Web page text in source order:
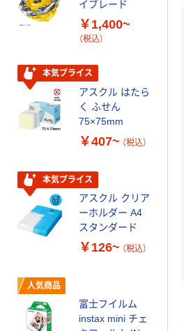
イブレード
￥1,400~
（税込）
本気プライス
アスクル はたら
く ふせん
75×75mm
￥407~ （税込）
本気プライス
アスクル クリア
ーホルダー A4
スタンダード
￥126~ （税込）
人気商品
富士フイルム
instax mini チェ